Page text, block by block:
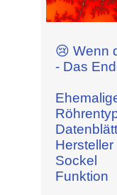
😢 Wenn
- Das
Hersteller
Sockel
Funktion